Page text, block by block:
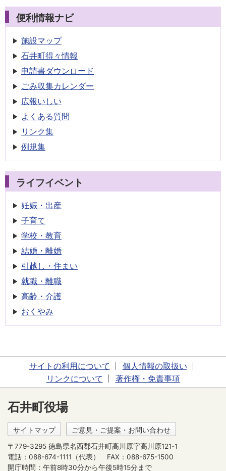
便利情報ナビ
施設マップ
石井町得々情報
申請書ダウンロード
ごみ収集カレンダー
広報いしい
よくある質問
リンク集
例規集
ライフイベント
妊娠・出産
子育て
学校・教育
結婚・離婚
引越し・住まい
就職・離職
高齢・介護
おくやみ
サイトの利用について
個人情報の取扱い
リンクについて
著作権・免責事項
石井町役場
サイトマップ ご意見・ご提案・お問い合わせ
〒779-3295 徳島県名西郡石井町高川原字高川原121-1
電話：088-674-1111（代表）
FAX：088-675-1500
開庁時間：午前8時30分から午後5時15分まで